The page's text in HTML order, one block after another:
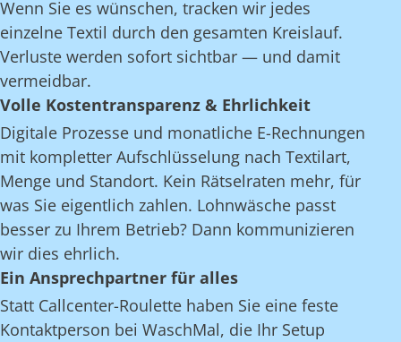
Wenn Sie es wünschen, tracken wir jedes
einzelne Textil durch den gesamten Kreislauf.
Verluste werden sofort sichtbar — und damit
vermeidbar.
Volle Kostentransparenz & Ehrlichkeit
Digitale Prozesse und monatliche E-Rechnungen
mit kompletter Aufschlüsselung nach Textilart,
Menge und Standort. Kein Rätselraten mehr, für
was Sie eigentlich zahlen. Lohnwäsche passt
besser zu Ihrem Betrieb? Dann kommunizieren
wir dies ehrlich.
Ein Ansprechpartner für alles
Statt Callcenter-Roulette haben Sie eine feste
Kontaktperson bei WaschMal, die Ihr Setup